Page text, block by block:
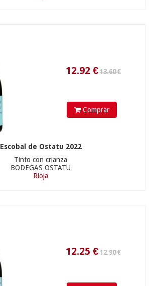
Comprar
Escobal de Ostatu 2022
Tinto con crianza
BODEGAS OSTATU
Rioja